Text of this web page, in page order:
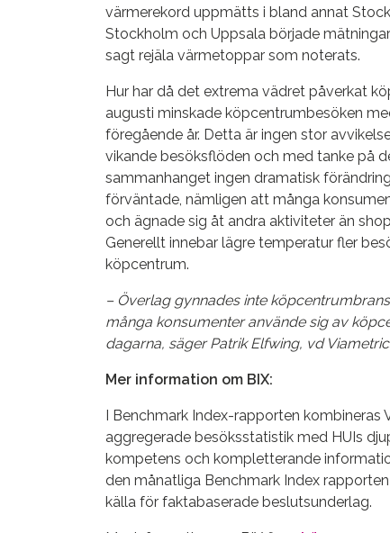
värmerekord uppmätts i bland annat
Stockholm och Uppsala började
sagt rejäla värmetoppar som noterats.
Hur har då det extrema vädret påverkat
augusti minskade köpcentrumbesöken
föregående år. Detta är ingen stor
vikande besöksflöden och med tanke på
sammanhanget ingen dramatisk
förväntade, nämligen att många
och ägnade sig åt andra aktiviteter än
Generellt innebar lägre temperatur fler
köpcentrum.
– Överlag gynnades inte
många konsumenter använde sig av
dagarna, säger Patrik Elfwing, vd
Mer information om BIX:
I Benchmark Index-rapporten kombineras
aggregerade besöksstatistik med HUIs
kompetens och kompletterande
den månatliga Benchmark Index
källa för faktabaserade beslutsunderlag.